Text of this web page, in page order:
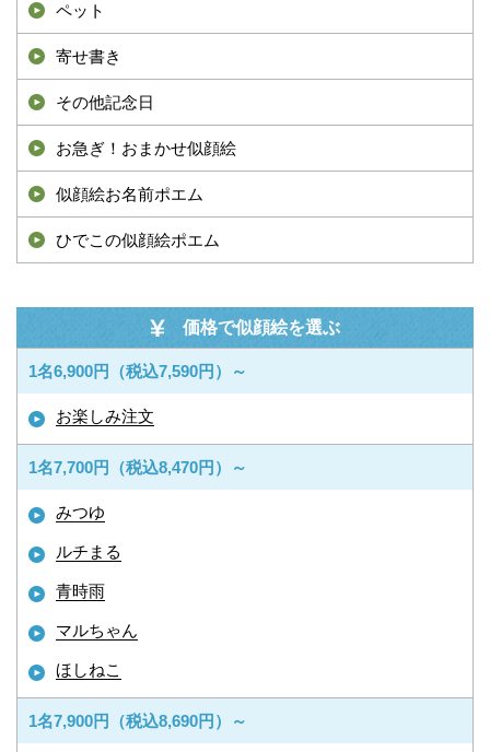
ペット
寄せ書き
その他記念日
お急ぎ！おまかせ似顔絵
似顔絵お名前ポエム
ひでこの似顔絵ポエム
価格で似顔絵を選ぶ
1名6,900円（税込7,590円）～
お楽しみ注文
1名7,700円（税込8,470円）～
みつゆ
ルチまる
青時雨
マルちゃん
ほしねこ
1名7,900円（税込8,690円）～